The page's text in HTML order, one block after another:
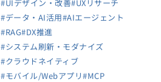
#UIデザイン・改善#UXリサーチ
#データ・AI活用#AIエージェント
#RAG#DX推進
#システム刷新・モダナイズ
#クラウドネイティブ
#モバイル/Webアプリ#MCP